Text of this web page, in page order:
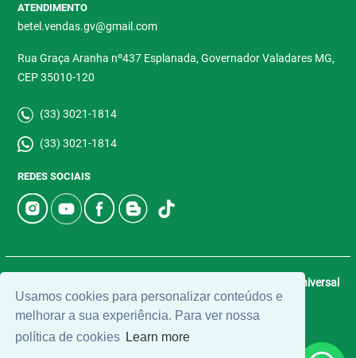
Usamos cookies para personalizar conteúdos e
melhorar a sua experiência. Para ver nossa
política de cookies Learn more
ATENDIMENTO
betel.vendas.gv@gmail.com
Rua Graça Aranha nº437 Esplanada, Governador Valadares MG,
CEP 35010-120
(33) 3021-1814
(33) 3021-1814
REDES SOCIAIS
Universal
Software.